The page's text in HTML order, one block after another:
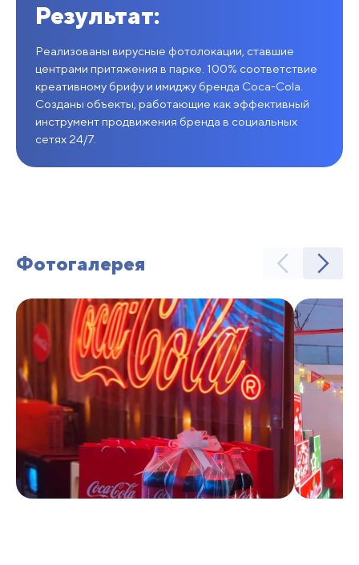
Результат:
Реализованы вирусные фотолокации, ставшие
центрами притяжения в парке. 100% соответствие
креативному брифу и имиджу бренда Coca-Cola.
Созданы объекты, работающие как эффективный
инструмент продвижения бренда в социальных
сетях 24/7.
Фотогалерея